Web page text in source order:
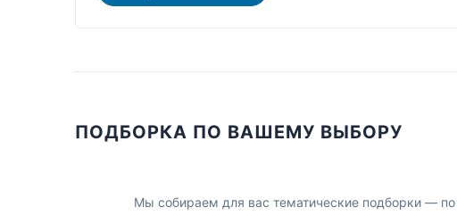
ПОДБОРКА ПО ВАШЕМУ ВЫБОРУ
Мы собираем для вас тематические подборки —